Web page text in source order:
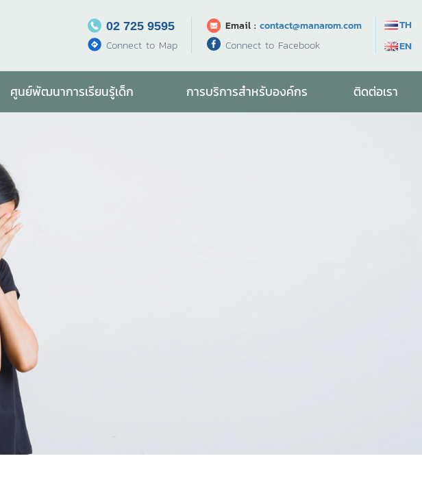
TH
EN
Email : contact@manarom.com
Connect to Facebook
02 725 9595
Connect to Map
ศูนย์พัฒนาการเรียนรู้เด็ก การบริการสำหรับองค์กร ติดต่อเรา